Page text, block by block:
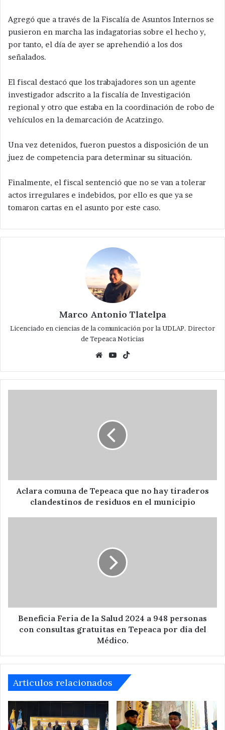
Agregó que a través de la Fiscalía de Asuntos Internos se
pusieron en marcha las indagatorias sobre el hecho y,
por tanto, el día de ayer se aprehendió a los dos
señalados.
El fiscal destacó que los trabajadores son un agente
investigador adscrito a la fiscalía de Investigación
regional y otro que estaba en la coordinación de robo de
vehículos en la demarcación de Acatzingo.
Una vez detenidos, fueron puestos a disposición de un
juez de competencia para determinar su situación.
Finalmente, el fiscal sentenció que no se van a tolerar
actos irregulares e indebidos, por ello es que ya se
tomaron cartas en el asunto por este caso.
Marco Antonio Tlatelpa
Licenciado en ciencias de la comunicación por la UDLAP. Director
de Tepeaca Noticias
WebsiteYouTube
clandestinos
residuos
Aclara comuna de Tepeaca que no hay tiraderos
clandestinos de residuos en el municipio
personas
con
consultas
Tepeaca
día
del
Médico.
Beneficia Feria de la Salud 2024 a 948 personas
con consultas gratuitas en Tepeaca por día del
Médico.
Articulos relacionados